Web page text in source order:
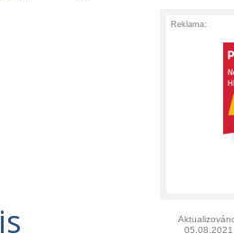
Reklama:
05.08.2021